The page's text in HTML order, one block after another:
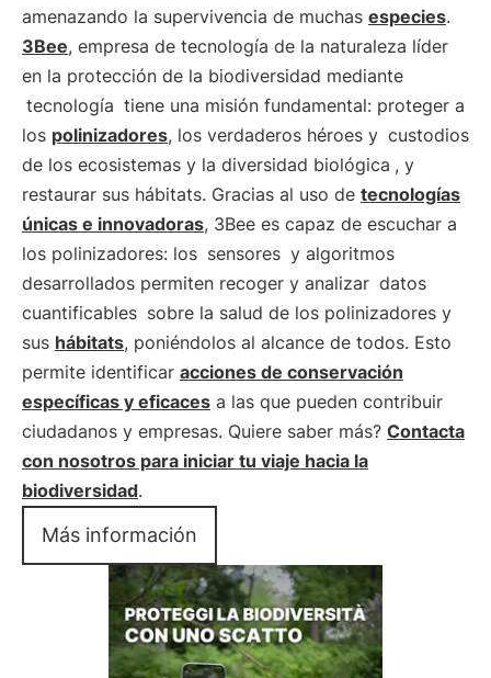
amenazando la supervivencia de muchas especies.
3Bee, empresa de tecnología de la naturaleza líder
en la protección de la biodiversidad mediante
tecnología tiene una misión fundamental: proteger a
los polinizadores, los verdaderos héroes y custodios
de los ecosistemas y la diversidad biológica , y
restaurar sus hábitats. Gracias al uso de tecnologías
únicas e innovadoras, 3Bee es capaz de escuchar a
los polinizadores: los sensores y algoritmos
desarrollados permiten recoger y analizar datos
cuantificables sobre la salud de los polinizadores y
sus hábitats, poniéndolos al alcance de todos. Esto
permite identificar acciones de conservación
específicas y eficaces a las que pueden contribuir
ciudadanos y empresas. Quiere saber más? Contacta
con nosotros para iniciar tu viaje hacia la
biodiversidad.
Más información